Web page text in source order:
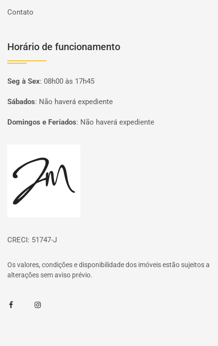
Contato
Horário de funcionamento
Seg à Sex: 08h00 às 17h45
Sábados: Não haverá expediente
Domingos e Feriados: Não haverá expediente
CRECI: 51747-J
Os valores, condições e disponibilidade dos imóveis estão sujeitos a
alterações sem aviso prévio.
FacebookInstagram